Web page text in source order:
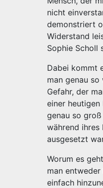
nicht
demonstriert
Widerstand
Sophie Scholl
Dabei kommt
man genau
Gefahr, der
einer
genau so
während ihres
ausgesetzt
Worum es
man
einfach